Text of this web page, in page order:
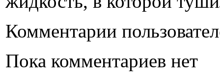
Комментарии
Пока комментариев нет